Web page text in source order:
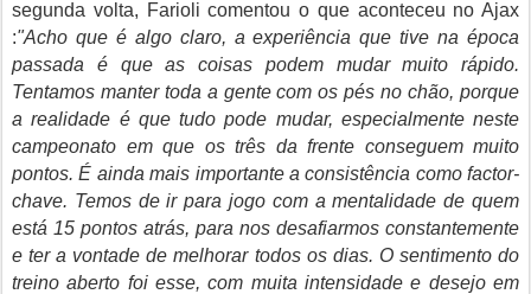
segunda volta, Farioli comentou o que aconteceu no Ajax
:"Acho que é algo claro, a experiência que tive na época
passada é que as coisas podem mudar muito rápido.
Tentamos manter toda a gente com os pés no chão, porque
a realidade é que tudo pode mudar, especialmente neste
campeonato em que os três da frente conseguem muito
pontos. É ainda mais importante a consistência como factor-
chave. Temos de ir para jogo com a mentalidade de quem
está 15 pontos atrás, para nos desafiarmos constantemente
e ter a vontade de melhorar todos os dias. O sentimento do
treino aberto foi esse, com muita intensidade e desejo em